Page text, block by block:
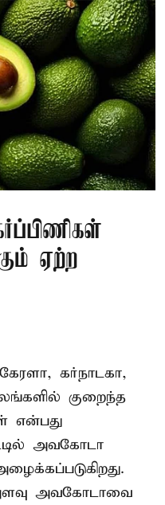
ஏற்ற
கர்நாடகா,
குறைந்த
என்பது
அவகோடா
அவகோடாவை